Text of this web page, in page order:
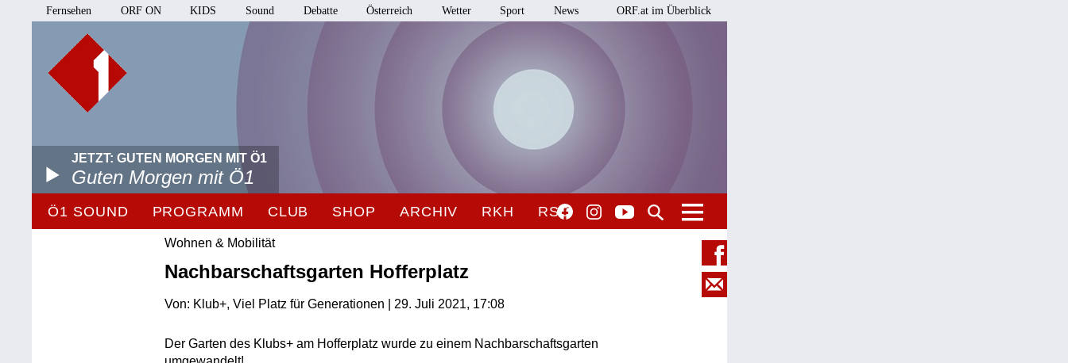
Fernsehen ORF ON KIDS Sound Debatte Österreich Wetter Sport News ORF.at im Überblick
JETZT: GUTEN MORGEN MIT Ö1
Guten Morgen mit Ö1
Ö1 SOUND PROGRAMM CLUB SHOP ARCHIV RKH RSO
Wohnen & Mobilität
Nachbarschaftsgarten Hofferplatz
Von: Klub+, Viel Platz für Generationen | 29. Juli 2021, 17:08
Der Garten des Klubs+ am Hofferplatz wurde zu einem Nachbarschaftsgarten